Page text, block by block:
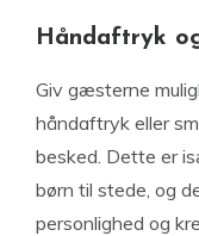
Håndaftryk
Giv gæsterne
håndaftryk eller
besked. Dette er
børn til stede, og
personlighed og